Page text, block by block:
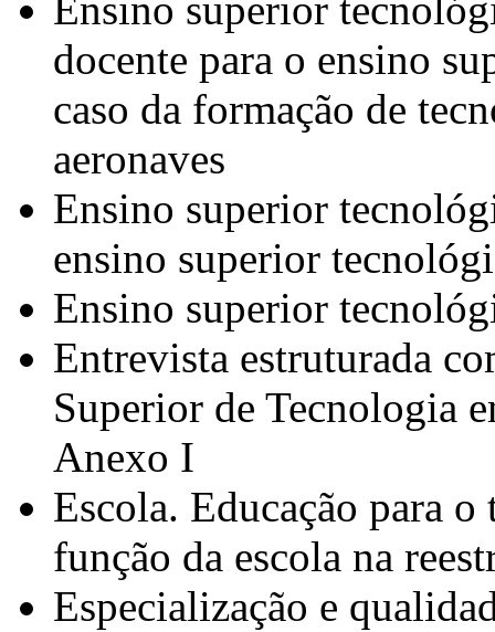
Ensino superior
docente para o ensino
caso da formação de
aeronaves
Ensino superior
ensino superior
Ensino superior
Entrevista estruturada
Superior de Tecnologia
Anexo I
Escola. Educação para
função da escola na
Especialização e